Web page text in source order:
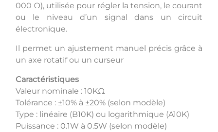
000 Ω), utilisée pour régler la tension, le courant
ou le niveau d’un signal dans un circuit
électronique.
Il permet un ajustement manuel précis grâce à
un axe rotatif ou un curseur
Caractéristiques
Valeur nominale : 10KΩ
Tolérance : ±10% à ±20% (selon modèle)
Type : linéaire (B10K) ou logarithmique (A10K)
Puissance : 0.1W à 0.5W (selon modèle)